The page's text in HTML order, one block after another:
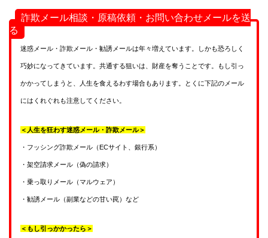
詐欺メール相談・原稿依頼・お問い合わせメールを送
る
迷惑メール・詐欺メール・勧誘メールは年々増えています。しかも恐ろしく
巧妙になってきています。共通する狙いは、財産を奪うことです。もし引っ
かかってしまうと、人生を食えるわす場合もあります。とくに下記のメール
にはくれぐれも注意してください。
＜人生を狂わす迷惑メール・詐欺メール＞
・フッシング詐欺メール（ECサイト、銀行系）
・架空請求メール（偽の請求）
・乗っ取りメール（マルウェア）
・勧誘メール（副業などの甘い罠）など
＜もし引っかかったら＞